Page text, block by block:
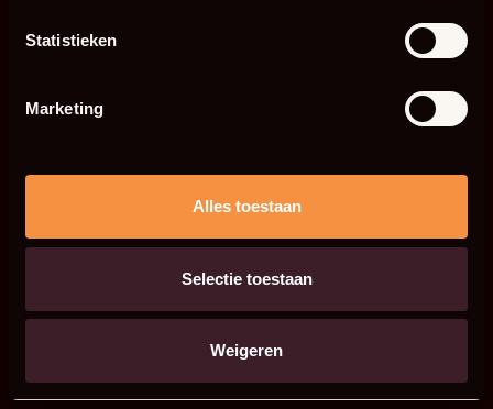
Statistieken
Marketing
Alles toestaan
Selectie toestaan
Weigeren